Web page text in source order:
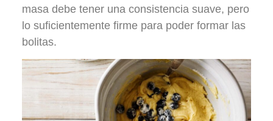
masa debe tener una consistencia suave, pero
lo suficientemente firme para poder formar las
bolitas.